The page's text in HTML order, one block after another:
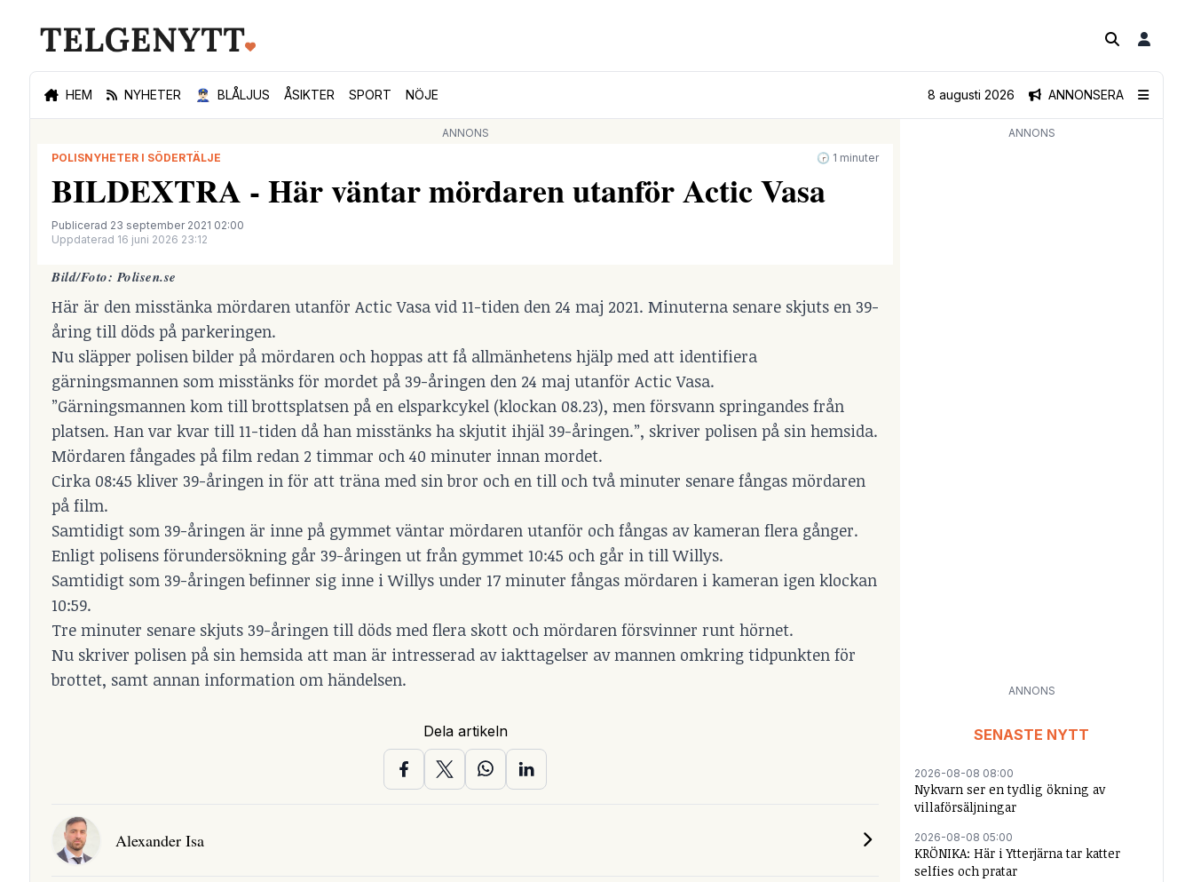
HEM NYHETER 👮🏻‍♂️ BLÅLJUS ÅSIKTER SPORT NÖJE ANNONSERA
8 augusti 2026
ANNONS
POLISNYHETER I SÖDERTÄLJE
🕝 1 minuter
BILDEXTRA - Här väntar mördaren utanför Actic Vasa
Publicerad 23 september 2021 02:00
Uppdaterad 16 juni 2026 23:12
Bild/Foto: Polisen.se
Här är den misstänka mördaren utanför Actic Vasa vid 11-tiden den 24 maj 2021. Minuterna senare skjuts en 39-
åring till döds på parkeringen.
Nu släpper polisen bilder på mördaren och hoppas att få allmänhetens hjälp med att identifiera
gärningsmannen som misstänks för mordet på 39-åringen den 24 maj utanför Actic Vasa.
”Gärningsmannen kom till brottsplatsen på en elsparkcykel (klockan 08.23), men försvann springandes från
platsen. Han var kvar till 11-tiden då han misstänks ha skjutit ihjäl 39-åringen.”, skriver polisen på sin hemsida.
Mördaren fångades på film redan 2 timmar och 40 minuter innan mordet.
Cirka 08:45 kliver 39-åringen in för att träna med sin bror och en till och två minuter senare fångas mördaren
på film.
Samtidigt som 39-åringen är inne på gymmet väntar mördaren utanför och fångas av kameran flera gånger.
Enligt polisens förundersökning går 39-åringen ut från gymmet 10:45 och går in till Willys.
Samtidigt som 39-åringen befinner sig inne i Willys under 17 minuter fångas mördaren i kameran igen klockan
10:59.
Tre minuter senare skjuts 39-åringen till döds med flera skott och mördaren försvinner runt hörnet.
Nu skriver polisen på sin hemsida att man är intresserad av iakttagelser av mannen omkring tidpunkten för
brottet, samt annan information om händelsen.
Dela artikeln
Alexander Isa
ANNONS
ANNONS
SENASTE NYTT
2026-08-08 08:00
Nykvarn ser en tydlig ökning av
villaförsäljningar
2026-08-08 05:00
KRÖNIKA: Här i Ytterjärna tar katter
selfies och pratar